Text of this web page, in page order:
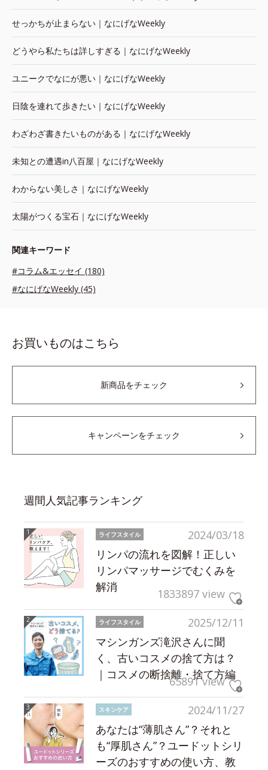
せっかちが止まらない｜なにげなWeekly
どうやら私たちは詳しすぎる｜なにげなWeekly
ユニークでなにが悪い｜なにげなWeekly
日陰を連れて歩きたい｜なにげなWeekly
わざわざ書きたいものがある｜なにげなWeekly
未知との遭遇in八百屋｜なにげなWeekly
わからない美しさ｜なにげなWeekly
太陽がつくる宝石｜なにげなWeekly
関連キーワード
#コラム&エッセイ (180)
#なにげなWeekly (45)
お買いものはこちら
新商品をチェック
キャンペーンをチェック
週間人気記事ランキング
2024/03/18
ライフスタイル
リンパの流れを図解！正しい
リンパマッサージでむくみを
解消
1833897 view
2025/12/11
ライフスタイル
マシンガンズ滝沢さんに聞
く、古いコスメの捨て方は？
｜コスメの断捨離・捨て方編
65891 view
2024/11/27
スキンケア
あなたは“薄肌さん”？それと
も“厚肌さん”？ユードットシリ
ーズのおすすめの使い方、教